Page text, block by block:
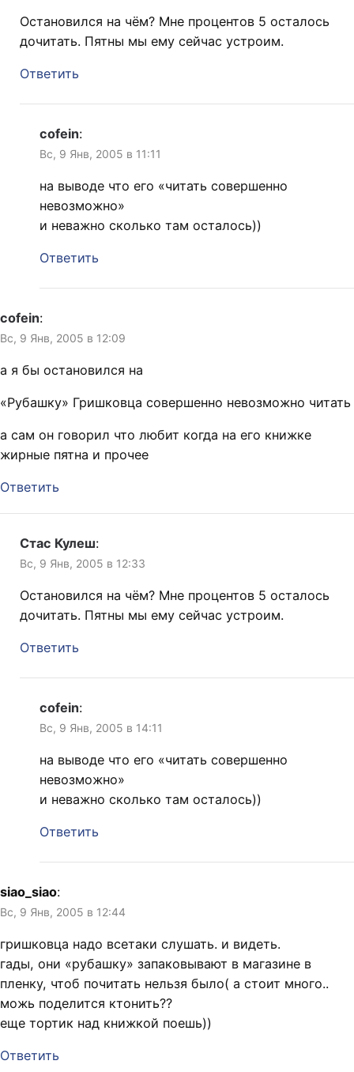
Остановился на чём? Мне процентов 5 осталось
дочитать. Пятны мы ему сейчас устроим.
Ответить
cofein:
Вс, 9 Янв, 2005 в 11:11
на выводе что его «читать совершенно
невозможно»
и неважно сколько там осталось))
Ответить
cofein:
Вс, 9 Янв, 2005 в 12:09
а я бы остановился на
«Рубашку» Гришковца совершенно невозможно читать
а сам он говорил что любит когда на его книжке
жирные пятна и прочее
Ответить
Стас Кулеш:
Вс, 9 Янв, 2005 в 12:33
Остановился на чём? Мне процентов 5 осталось
дочитать. Пятны мы ему сейчас устроим.
Ответить
cofein:
Вс, 9 Янв, 2005 в 14:11
на выводе что его «читать совершенно
невозможно»
и неважно сколько там осталось))
Ответить
siao_siao:
Вс, 9 Янв, 2005 в 12:44
гришковца надо всетаки слушать. и видеть.
гады, они «рубашку» запаковывают в магазине в
пленку, чтоб почитать нельзя было( а стоит много..
можь поделится ктонить??
еще тортик над книжкой поешь))
Ответить